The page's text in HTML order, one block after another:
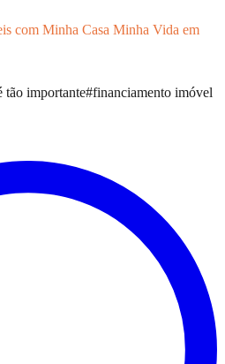
com Minha Casa Minha Vida em
tão importante#financiamento imóvel